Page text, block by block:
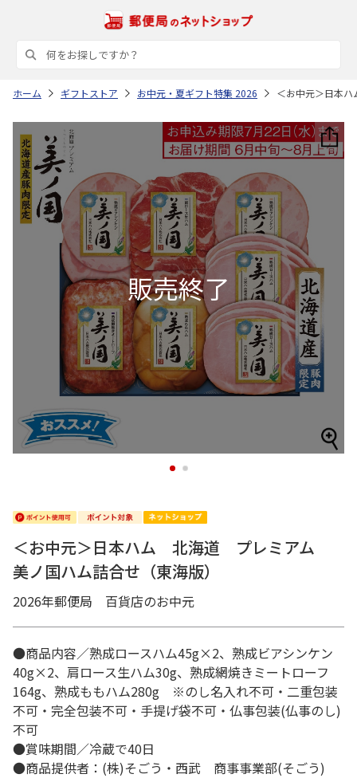
ホーム ギフトストア お中元・夏ギフト特集 2026 ＜お中元＞日本
1 2
＜お中元＞日本ハム 北海道 プレミアム
美ノ国ハム詰合せ（東海版）
2026年郵便局 百貨店のお中元
●商品内容／熟成ロースハム45g×2、熟成ビアシンケン
40g×2、肩ロース生ハム30g、熟成網焼きミートローフ
164g、熟成ももハム280g ※のし名入れ不可・二重包装
不可・完全包装不可・手提げ袋不可・仏事包装(仏事のし)
不可
●賞味期間／冷蔵で40日
●商品提供者：(株)そごう・西武 商事事業部(そごう)